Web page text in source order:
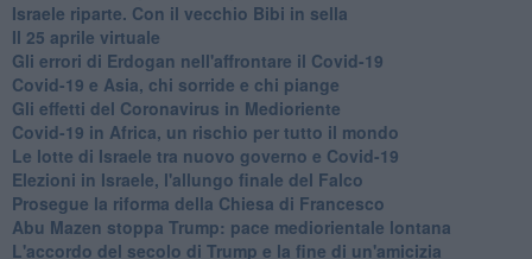
Israele riparte. Con il vecchio Bibi in sella
Il 25 aprile virtuale
Gli errori di Erdogan nell'affrontare il Covid-19
Covid-19 e Asia, chi sorride e chi piange
Gli effetti del Coronavirus in Medioriente
Covid-19 in Africa, un rischio per tutto il mondo
Le lotte di Israele tra nuovo governo e Covid-19
Elezioni in Israele, l'allungo finale del Falco
Prosegue la riforma della Chiesa di Francesco
Abu Mazen stoppa Trump: pace mediorientale lontana
L'accordo del secolo di Trump e la fine di un'amicizia